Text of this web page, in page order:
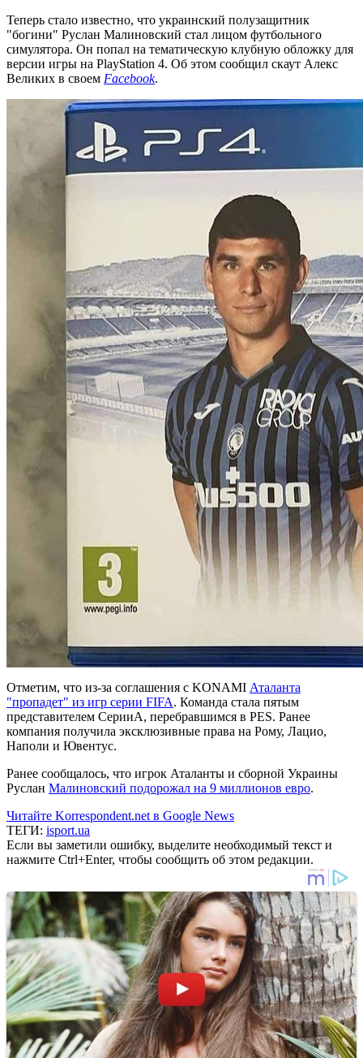
Теперь стало известно, что украинский полузащитник
"богини" Руслан Малиновский стал лицом футбольного
симулятора. Он попал на тематическую клубную обложку для
версии игры на PlayStation 4. Об этом сообщил скаут Алекс
Великих в своем Facebook.
Отметим, что из-за соглашения с KONAMI Аталанта
"пропадет" из игр серии FIFA. Команда стала пятым
представителем СерииА, перебравшимся в PES. Ранее
компания получила эксклюзивные права на Рому, Лацио,
Наполи и Ювентус.
Ранее сообщалось, что игрок Аталанты и сборной Украины
Руслан Малиновский подорожал на 9 миллионов евро.
Читайте Korrespondent.net в Google News
ТЕГИ: isport.ua
Если вы заметили ошибку, выделите необходимый текст и
нажмите Ctrl+Enter, чтобы сообщить об этом редакции.